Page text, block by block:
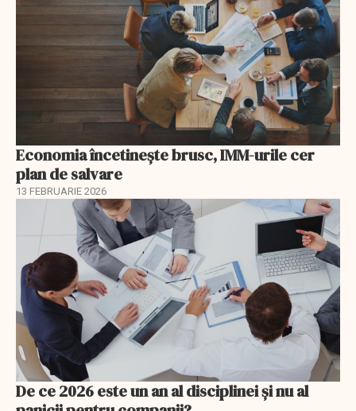
Economia încetinește brusc, IMM-urile cer
plan de salvare
13 FEBRUARIE 2026
De ce 2026 este un an al disciplinei și nu al